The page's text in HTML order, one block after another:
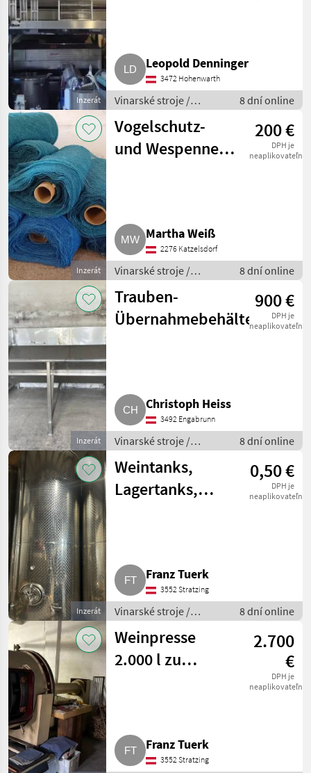
Inzerát
Leopold Denninger
3472 Hohenwarth
Vinarské stroje /
Pivničné stroje
8 dní online
Inzerát
Vogelschutz-
und Wespennetz
200 €
DPH je
neaplikovateľné
Martha Weiß
2276 Katzelsdorf
Vinarské stroje /
Ostatné stroje na
vinohradníctvo
8 dní online
Inzerát
Trauben-
Übernahmebehälter
900 €
DPH je
neaplikovateľné
Christoph Heiss
3492 Engabrunn
Vinarské stroje /
Pivničné stroje
8 dní online
Inzerát
Weintanks,
Lagertanks,
0,50 €
DPH je
neaplikovateľné
Franz Tuerk
3552 Stratzing
Vinarské stroje /
Pivničné stroje
8 dní online
Weinpresse
2.000 l zu
2.700
€
DPH je
neaplikovateľné
Franz Tuerk
3552 Stratzing